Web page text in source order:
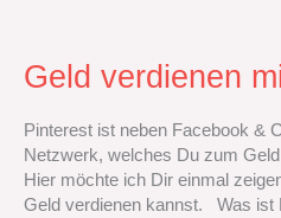
Geld verdienen
Pinterest ist neben ‭Facebook‭ &
Netzwerk, welches Du zum
Hier möchte ich Dir einmal
Geld verdienen kannst. Was ist
mit
Pinterest‭